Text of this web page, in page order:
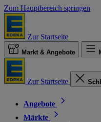
Zum Hauptbereich springen
Zur Startseite
Markt & Angebote
Zur Startseite
Angebote
Märkte